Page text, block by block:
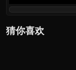
猜你喜欢